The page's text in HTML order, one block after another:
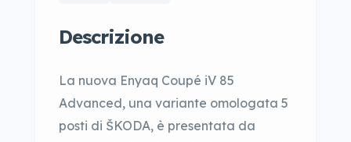
Descrizione
La nuova Enyaq Coupé iV 85
Advanced, una variante omologata 5
posti di ŠKODA, è presentata da